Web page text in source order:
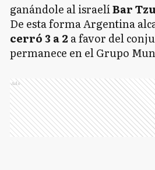
ganándole al israelíBar
De esta forma Argentina
cerró 3 a 2a favor del
permanece en el Grupo
Ads